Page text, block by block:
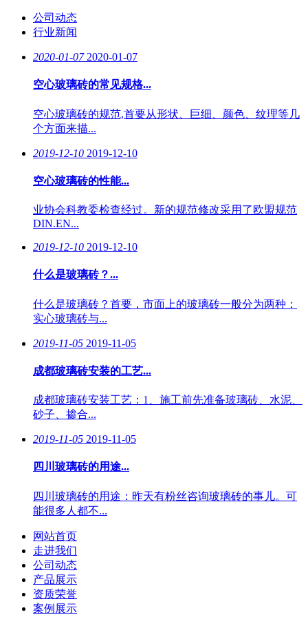
公司动态
行业新闻
2020-01-07 2020-01-07
空心玻璃砖的常见规格...
空心玻璃砖的规范,首要从形状、巨细、颜色、纹理等几
个方面来描...
2019-12-10 2019-12-10
空心玻璃砖的性能...
业协会科教委检查经过。新的规范修改采用了欧盟规范
DIN.EN...
2019-12-10 2019-12-10
什么是玻璃砖？...
什么是玻璃砖？首要，市面上的玻璃砖一般分为两种：
实心玻璃砖与...
2019-11-05 2019-11-05
成都玻璃砖安装的工艺...
成都玻璃砖安装工艺：1、施工前先准备玻璃砖、水泥、
砂子、掺合...
2019-11-05 2019-11-05
四川玻璃砖的用途...
四川玻璃砖的用途：昨天有粉丝咨询玻璃砖的事儿。可
能很多人都不...
网站首页
走进我们
公司动态
产品展示
资质荣誉
案例展示